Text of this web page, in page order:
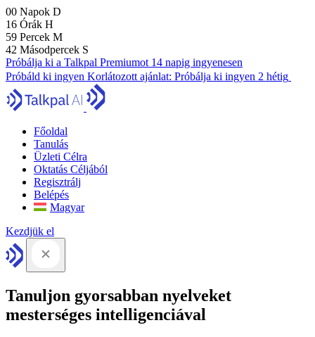
00 Napok D
16 Órák H
59 Percek M
41 Másodpercek S
Próbálja ki a Talkpal Premiumot 14 napig ingyenesen
Próbáld ki ingyen Korlátozott ajánlat: Próbálja ki ingyen 2 hétig
Főoldal
Tanulás
Üzleti Célra
Oktatás Céljából
Regisztrálj
Belépés
Magyar
Kezdjük el
Tanuljon gyorsabban nyelveket
mesterséges intelligenciával